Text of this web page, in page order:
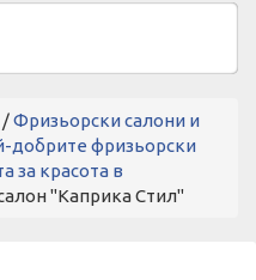
/Фризьорски салони и
добрите фризьорски
за красота в
"Каприка Стил"